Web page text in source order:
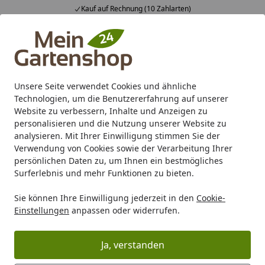
Unsere Seite verwendet Cookies und ähnliche
Technologien, um die Benutzererfahrung auf unserer
Website zu verbessern, Inhalte und Anzeigen zu
personalisieren und die Nutzung unserer Website zu
analysieren. Mit Ihrer Einwilligung stimmen Sie der
Verwendung von Cookies sowie der Verarbeitung Ihrer
persönlichen Daten zu, um Ihnen ein bestmögliches
Surferlebnis und mehr Funktionen zu bieten.
Sie können Ihre Einwilligung jederzeit in den Cookie-
Einstellungen anpassen oder widerrufen.
Ja, verstanden
Kauf auf Rechnung (10 Zahlarten)
Alle Produkte
Mein Konto
Suchen
Karibu Pools inkl. gratis Sandfilteranlage & Pool-
Starterset (Gesamtwert bis 468,99€)
Startseite
Grill Grill Marken Weber Weber Grillzubehör
Kompakt - 2-teilig, Edelstahl,
Schwarz